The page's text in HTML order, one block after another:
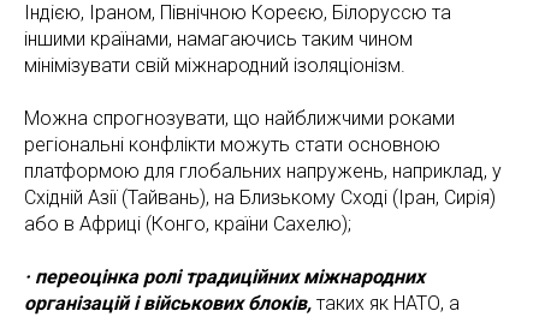
Індією, Іраном, Північною Кореєю, Білоруссю та
іншими країнами, намагаючись таким чином
мінімізувати свій міжнародний ізоляціонізм.
Можна спрогнозувати, що найближчими роками
регіональні конфлікти можуть стати основною
платформою для глобальних напружень, наприклад, у
Східній Азії (Тайвань), на Близькому Сході (Іран, Сирія)
або в Африці (Конго, країни Сахелю);
· переоцінка ролі традиційних міжнародних
організацій і військових блоків, таких як НАТО, а